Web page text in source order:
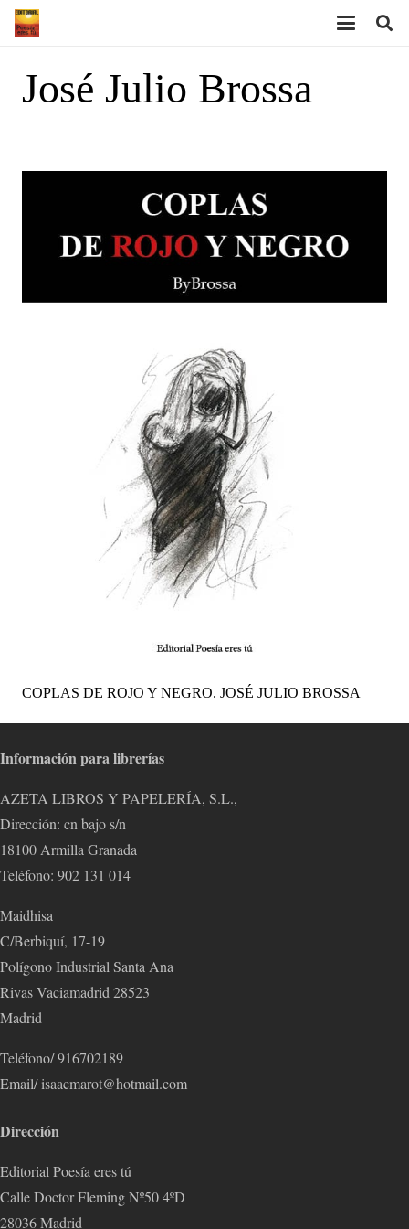
José Julio Brossa
COPLAS DE ROJO Y NEGRO. JOSÉ JULIO BROSSA
Información para librerías
AZETA LIBROS Y PAPELERÍA, S.L.,
Dirección: cn bajo s/n
18100 Armilla Granada
Teléfono: 902 131 014
Maidhisa
C/Berbiquí, 17-19
Polígono Industrial Santa Ana
Rivas Vaciamadrid 28523
Madrid
Teléfono/ 916702189
Email/ isaacmarot@hotmail.com
Dirección
Editorial Poesía eres tú
Calle Doctor Fleming Nº50 4ºD
28036 Madrid